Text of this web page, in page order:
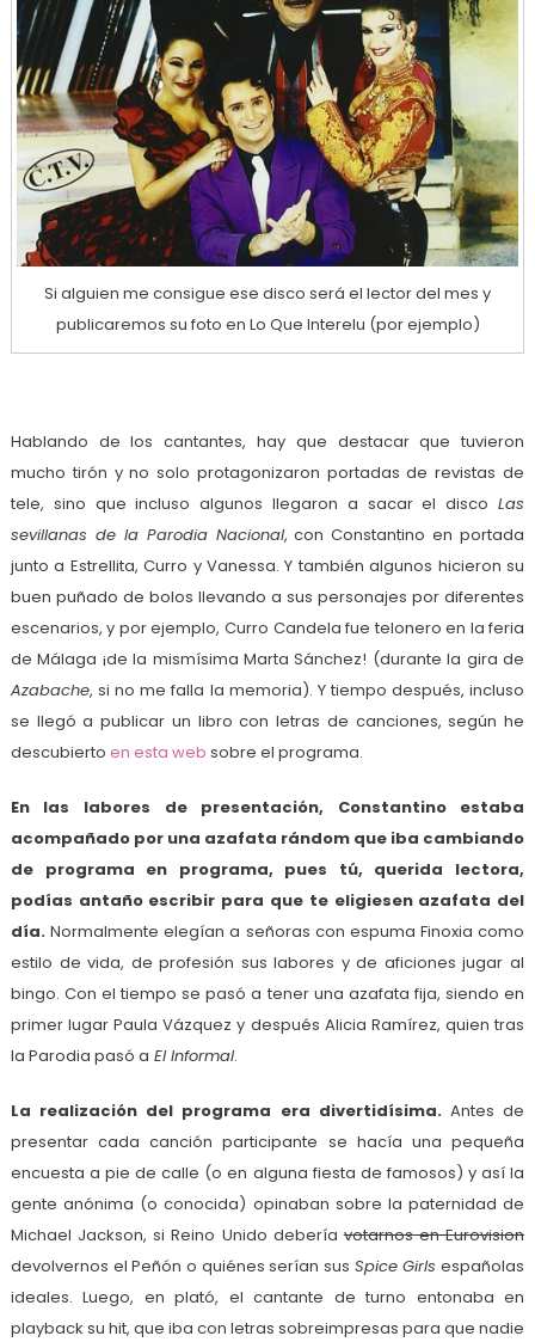
Si alguien me consigue ese disco será el lector del mes y
publicaremos su foto en Lo Que Interelu (por ejemplo)
Hablando de los cantantes, hay que destacar que tuvieron
mucho tirón y no solo protagonizaron portadas de revistas de
tele, sino que incluso algunos llegaron a sacar el discoLas
sevillanas de la Parodia Nacional, con Constantino en portada
junto a Estrellita, Curro y Vanessa. Y también algunos hicieron su
buen puñado de bolos llevando a sus personajes por diferentes
escenarios, y por ejemplo, Curro Candela fue telonero en la feria
de Málaga ¡de la mismísima Marta Sánchez! (durante la gira de
Azabache, si no me falla la memoria). Y tiempo después, incluso
se llegó a publicar un libro con letras de canciones, según he
descubierto en esta web sobre el programa.
En las labores de presentación, Constantino estaba
acompañado por una azafata rándom que iba cambiando
de programa en programa, pues tú, querida lectora,
podías antaño escribir para que te eligiesen azafata del
día.Normalmente elegían a señoras con espuma Finoxia como
estilo de vida, de profesión sus labores y de aficiones jugar al
bingo. Con el tiempo se pasó a tener una azafata fija, siendo en
primer lugar Paula Vázquez y después Alicia Ramírez, quien tras
la Parodia pasó a El Informal.
La realización del programa era divertidísima.Antes de
presentar cada canción participante se hacía una pequeña
encuesta a pie de calle (o en alguna fiesta de famosos) y así la
gente anónima (o conocida) opinaban sobre la paternidad de
Michael Jackson, si Reino Unido deberíavotarnos en Eurovision
devolvernos el Peñón o quiénes serían sus Spice Girls españolas
ideales. Luego, en plató, el cantante de turno entonaba en
playback su hit, que iba con letras sobreimpresas para que nadie